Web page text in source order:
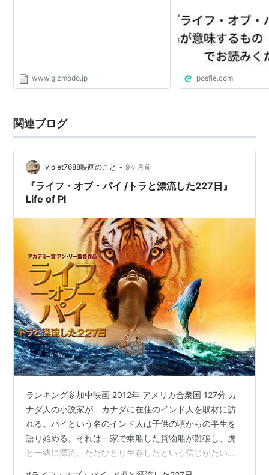
www.gizmodo.jp posfie.com
関連ブログ
violet7688映画のこと • 9ヶ月前
『ライフ・オブ・パイ /トラと漂流した227日』
Life of PI
ランキング参加中映画 2012年 アメリカ合衆国 127分 カ
ナダ人の小説家が、カナダに在住のインド人を取材に訪
れる。パイという名のインド人は子供の頃からの半生を
語り始める。それは一家で乗船した貨物船が難破し、虎
と一緒に漂流、ただひとり生存したという信じがたい内